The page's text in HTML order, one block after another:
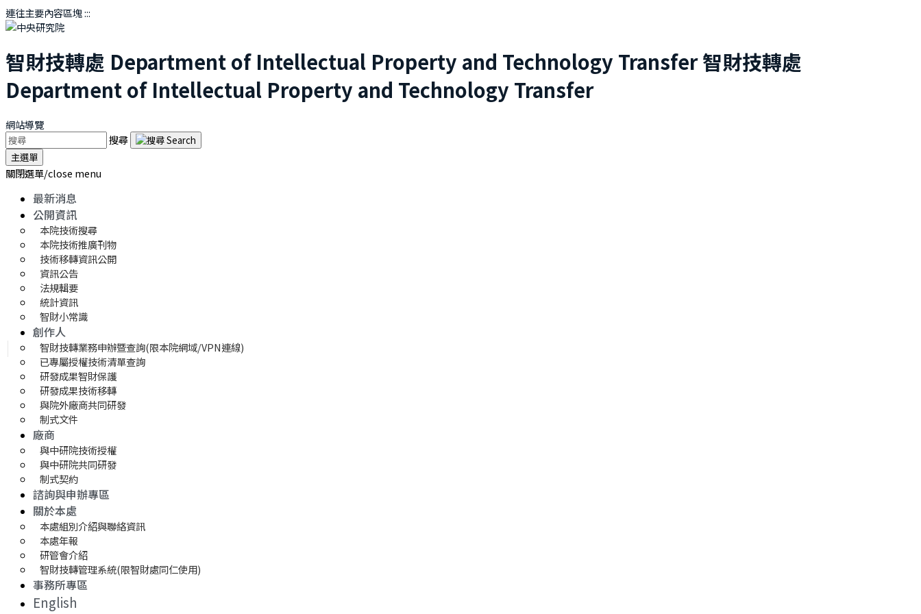
連往主要內容區塊:::
智財技轉處 Department of Intellectual Property and Technology Transfer智財技轉處
Department of Intellectual Property and Technology Transfer
網站導覽
搜尋
主選單
關閉選單/close menu
最新消息
公開資訊
本院技術搜尋
本院技術推廣刊物
技術移轉資訊公開
資訊公告
法規輯要
統計資訊
智財小常識
創作人
智財技轉業務申辦暨查詢(限本院網域/VPN連線)
已專屬授權技術清單查詢
研發成果智財保護
研發成果技術移轉
與院外廠商共同研發
制式文件
廠商
與中研院技術授權
與中研院共同研發
制式契約
諮詢與申辦專區
關於本處
本處組別介紹與聯絡資訊
本處年報
研管會介紹
智財技轉管理系統(限智財處同仁使用)
事務所專區
English